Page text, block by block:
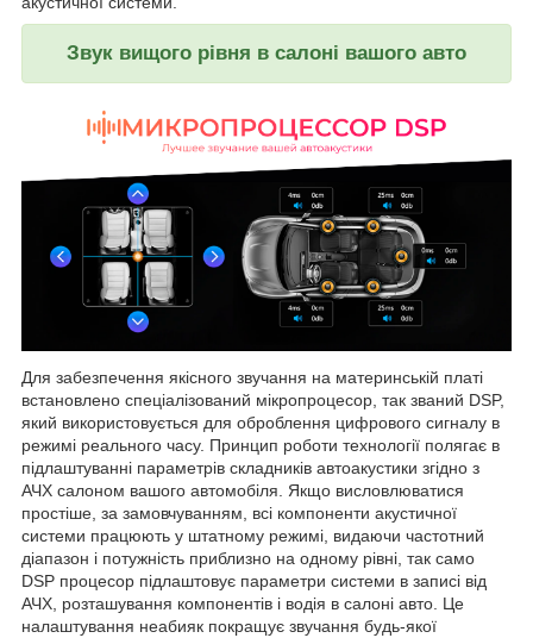
Звук вищого рівня в салоні вашого авто
Для забезпечення якісного звучання на материнській платі
встановлено спеціалізований мікропроцесор, так званий DSP,
який використовується для оброблення цифрового сигналу в
режимі реального часу. Принцип роботи технології полягає в
підлаштуванні параметрів складників автоакустики згідно з
АЧХ салоном вашого автомобіля. Якщо висловлюватися
простіше, за замовчуванням, всі компоненти акустичної
системи працюють у штатному режимі, видаючи частотний
діапазон і потужність приблизно на одному рівні, так само
DSP процесор підлаштовує параметри системи в записі від
АЧХ, розташування компонентів і водія в салоні авто. Це
налаштування неабияк покращує звучання будь-якої